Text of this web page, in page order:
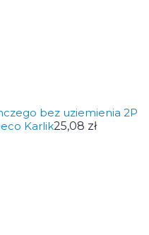
bez uziemienia 2P
Karlik25,08 zł